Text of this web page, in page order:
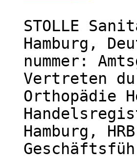
STOLLE
Hamburg,
nummer:
Vertreten
Orthopädie
Hamburg,